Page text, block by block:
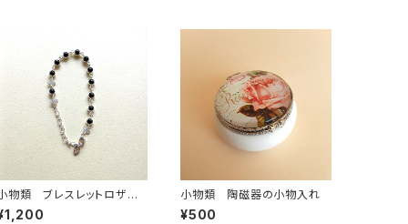
物類 ブレスレットロザリ
小物類 陶磁器の小物入れ
¥500